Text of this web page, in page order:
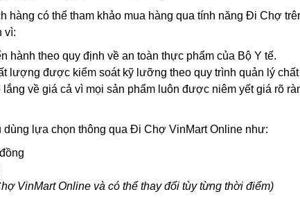
hàng có thể tham khảo mua hàng qua tính năng Đi Chợ
vì:
hành theo quy định về an toàn thực phẩm của Bộ Y tế.
lượng được kiểm soát kỹ lưỡng theo quy trình quản lý
về giá cả vì mọi sản phẩm luôn được niêm yết giá rõ
lựa chọn thông qua Đi Chợ VinMart Online như:
VinMart Online và có thể thay đổi tùy từng thời điểm)